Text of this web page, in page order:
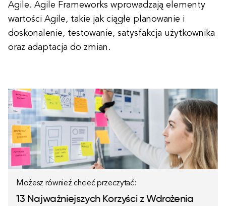
Agile. Agile Frameworks wprowadzają elementy
wartości Agile, takie jak ciągłe planowanie i
doskonalenie, testowanie, satysfakcja użytkownika
oraz adaptacja do zmian.
Możesz również chcieć przeczytać:
13 Najważniejszych Korzyści z Wdrożenia